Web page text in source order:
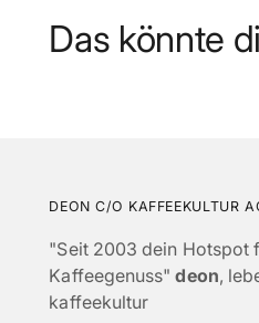
Das könnte
DEON C/O KAFFEEKULTUR
"Seit 2003 dein Hotspot
Kaffeegenuss"deon,
kaffeekultur